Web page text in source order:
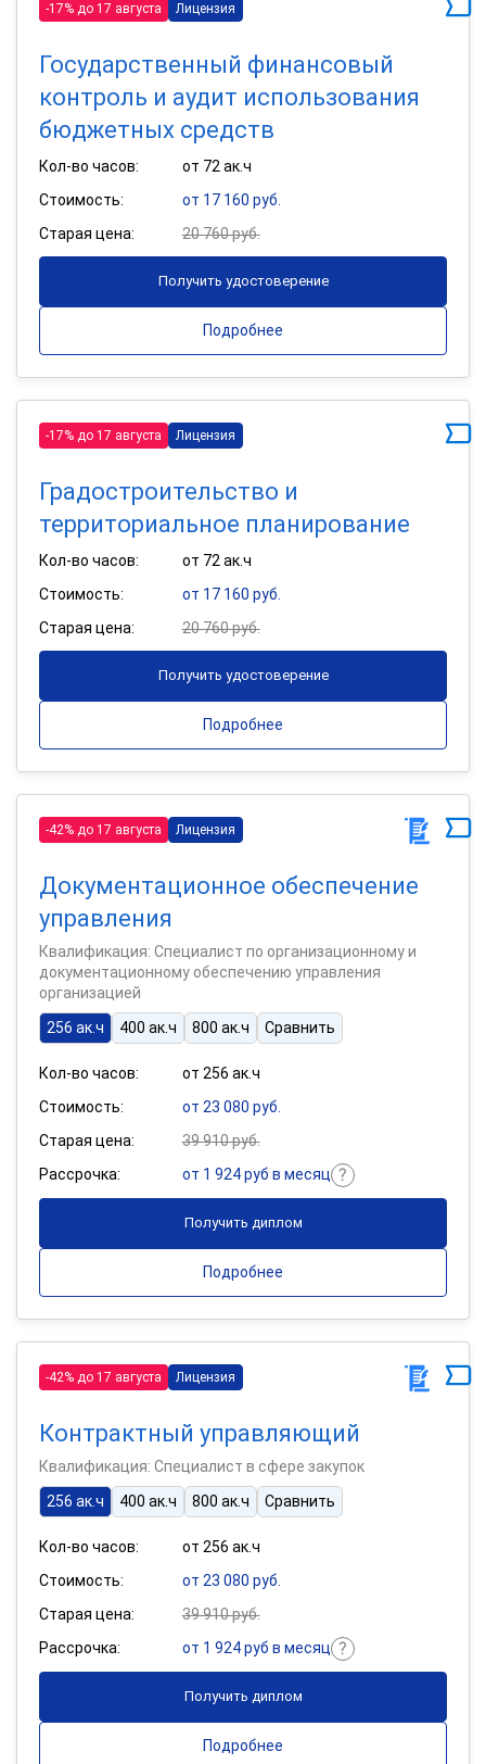
-17% до 17 августа Лицензия
Государственный финансовый
контроль и аудит использования
бюджетных средств
Кол-во часов:
от 72 ак.ч
Стоимость:
от 17 160 руб.
Старая цена:
20 760 руб.
Получить удостоверение
Подробнее
-17% до 17 августа Лицензия
Градостроительство и
территориальное планирование
Кол-во часов:
от 72 ак.ч
Стоимость:
от 17 160 руб.
Старая цена:
20 760 руб.
Получить удостоверение
Подробнее
-42% до 17 августа Лицензия
Документационное обеспечение
управления
Квалификация: Специалист по организационному и
документационному обеспечению управления
организацией
256 ак.ч
400 ак.ч 800 ак.ч Сравнить
Кол-во часов:
от 256 ак.ч
Стоимость:
от 23 080 руб.
Старая цена:
39 910 руб.
Рассрочка:
от 1 924 руб в месяц
Получить диплом
Подробнее
-42% до 17 августа Лицензия
Контрактный управляющий
Квалификация: Специалист в сфере закупок
256 ак.ч
400 ак.ч 800 ак.ч Сравнить
Кол-во часов:
от 256 ак.ч
Стоимость:
от 23 080 руб.
Старая цена:
39 910 руб.
Рассрочка:
от 1 924 руб в месяц
Получить диплом
Подробнее